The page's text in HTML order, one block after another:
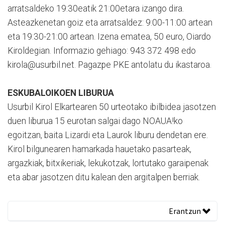
arratsaldeko 19:30eatik 21:00etara izango dira.
Asteazkenetan goiz eta arratsaldez: 9:00-11:00 artean
eta 19:30-21:00 artean. Izena ematea, 50 euro, Oiardo
Kiroldegian. Informazio gehiago: 943 372 498 edo
kirola@usurbil.net. Pagazpe PKE antolatu du ikastaroa.
ESKUBALOIKOEN LIBURUA
Usurbil Kirol Elkartearen 50 urteotako ibilbidea jasotzen
duen liburua 15 eurotan salgai dago NOAUA!ko
egoitzan, baita Lizardi eta Laurok liburu dendetan ere.
Kirol bilgunearen hamarkada hauetako pasarteak,
argazkiak, bitxikeriak, lekukotzak, lortutako garaipenak
eta abar jasotzen ditu kalean den argitalpen berriak.
Erantzun